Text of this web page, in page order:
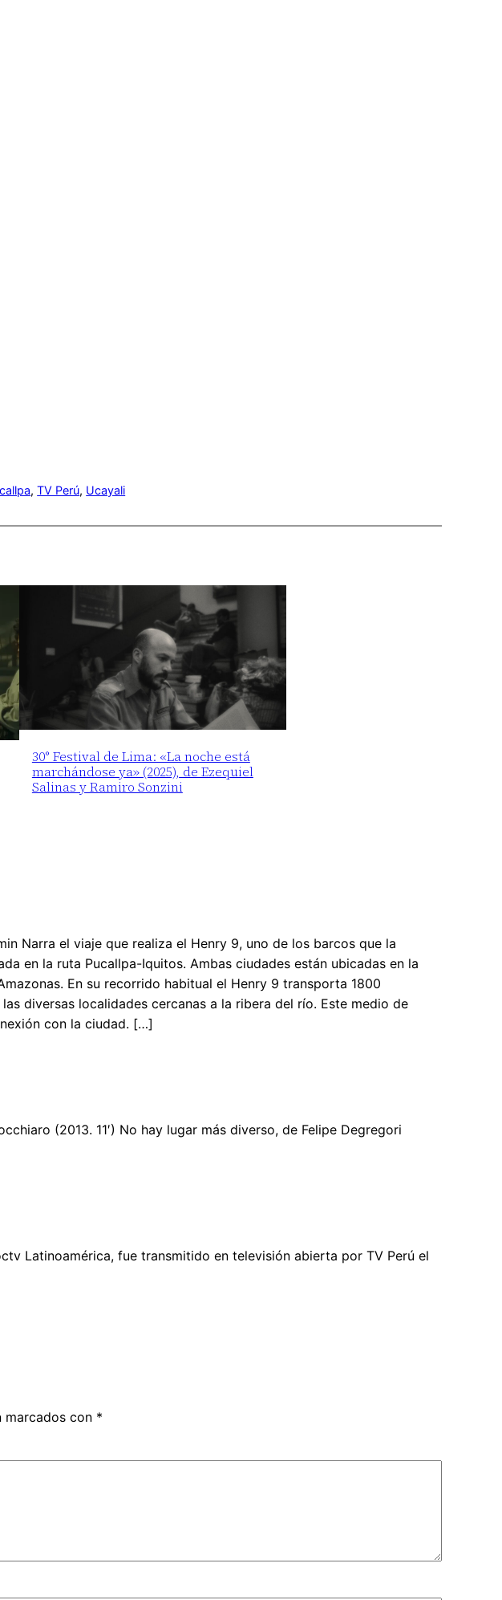
, TV Perú, Ucayali
30° Festival de Lima: «La noche está
marchándose ya» (2025), de Ezequiel
Salinas y Ramiro Sonzini
Narra el viaje que realiza el Henry 9, uno de los barcos que la
en la ruta Pucallpa-Iquitos. Ambas ciudades están ubicadas en la
En su recorrido habitual el Henry 9 transporta 1800
diversas localidades cercanas a la ribera del río. Este medio de
con la ciudad. […]
(2013. 11′) No hay lugar más diverso, de Felipe Degregori
Latinoamérica, fue transmitido en televisión abierta por TV Perú el
marcados con *